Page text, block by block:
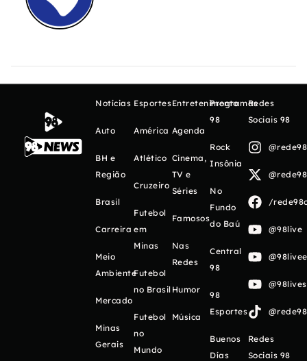
Notícias
Auto
BH e
Região
Brasil
Carreira
Meio
Ambiente
Mercado
Minas
Gerais
Esportes
América
Atlético
Cruzeiro
Futebol
em
Minas
Futebol
no Brasil
Futebol
no
Mundo
Entretenimento
Agenda
Cinema,
TV e
Séries
Famosos
Nas
Redes
Humor
Música
Programas
98
Rock
Insônia
No
Fundo
do Baú
Central
98
98
Esportes
Buenos
Días
Redes
Sociais 98
/
@98live
Redes
Sociais 98